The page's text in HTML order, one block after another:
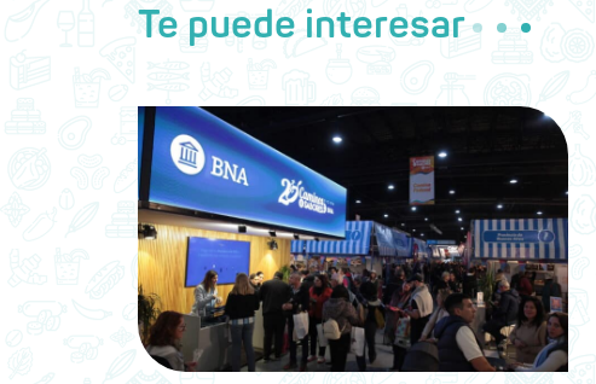
Te puede interesar